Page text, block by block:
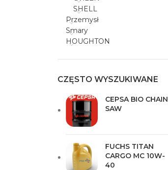
SHELL
Przemysł
Smary
HOUGHTON
CZĘSTO WYSZUKIWANE
CEPSA BIO CHAIN
SAW
FUCHS TITAN
CARGO MC 10W-
40